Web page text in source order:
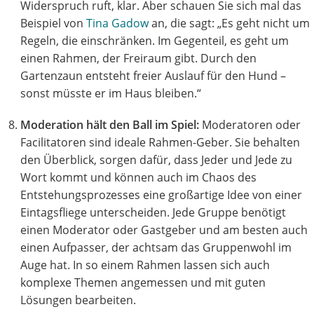
Widerspruch ruft, klar. Aber schauen Sie sich mal das
Beispiel von Tina Gadowan, die sagt: „Es geht nicht um
Regeln, die einschränken. Im Gegenteil, es geht um
einen Rahmen, der Freiraum gibt. Durch den
Gartenzaun entsteht freier Auslauf für den Hund –
sonst müsste er im Haus bleiben.“
Moderation hält den Ball im Spiel: Moderatoren oder
Facilitatoren sind ideale Rahmen-Geber. Sie behalten
den Überblick, sorgen dafür, dass Jeder und Jede zu
Wort kommt und können auch im Chaos des
Entstehungsprozesses eine großartige Idee von einer
Eintagsfliege unterscheiden. Jede Gruppe benötigt
einen Moderator oder Gastgeber und am besten auch
einen Aufpasser, der achtsam das Gruppenwohl im
Auge hat. In so einem Rahmen lassen sich auch
komplexe Themen angemessen und mit guten
Lösungen bearbeiten.